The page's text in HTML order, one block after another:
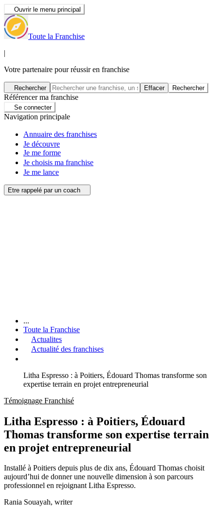
Ouvrir le menu principal
Toute la Franchise
|
Votre partenaire pour réussir en franchise
Rechercher Effacer Rechercher
Référencer ma franchise
Se connecter
Navigation principale
Annuaire des franchises
Je découvre
Je me forme
Je choisis ma franchise
Je me lance
Etre rappelé par un coach
...
Toute la Franchise
Actualites
Actualité des franchises
Litha Espresso : à Poitiers, Édouard Thomas transforme son
expertise terrain en projet entrepreneurial
Témoignage Franchisé
Litha Espresso : à Poitiers, Édouard
Thomas transforme son expertise terrain
en projet entrepreneurial
Installé à Poitiers depuis plus de dix ans, Édouard Thomas choisit
aujourd’hui de donner une nouvelle dimension à son parcours
professionnel en rejoignant Litha Espresso.
Rania Souayah, writer